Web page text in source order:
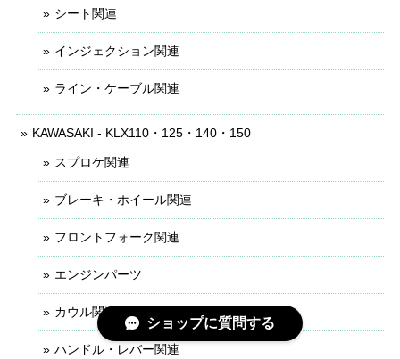
シート関連
インジェクション関連
ライン・ケーブル関連
KAWASAKI - KLX110・125・140・150
スプロケ関連
ブレーキ・ホイール関連
フロントフォーク関連
エンジンパーツ
カウル関連
ハンドル・レバー関連
ショップに質問する